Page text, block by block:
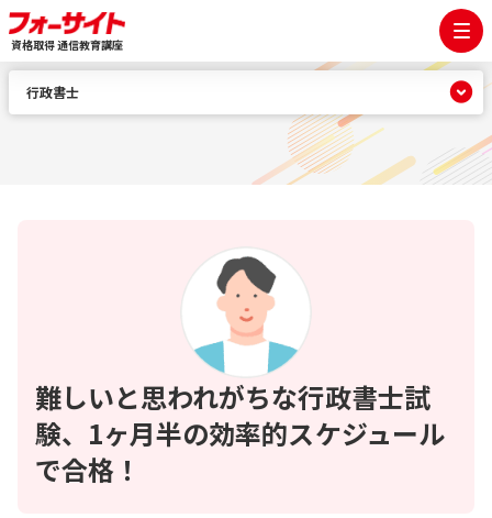
資格取得 通信教育講座
難しいと思われがちな行政書士試
験、1ヶ月半の効率的スケジュール
で合格！
行政書士